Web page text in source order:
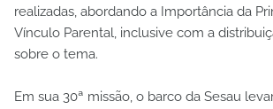
realizadas, abordando a Importância da
Vínculo Parental, inclusive com a
sobre o tema.
Em sua 30ª missão, o barco da Sesau